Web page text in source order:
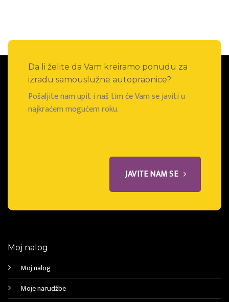
Da li želite da Vam kreiramo ponudu za
izradu samouslužne autopraonice?
Pošaljite nam upit i naš tim će Vam se javiti u
najkraćem mogućem roku.
JAVITE NAM SE
Moj nalog
Moj nalog
Moje narudžbe